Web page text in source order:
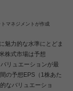
マネジメントが作成
魅力的な水準にとどま
株式市場は予想
リュエーションが最
の予想EPS（1株あた
なバリュエーショ